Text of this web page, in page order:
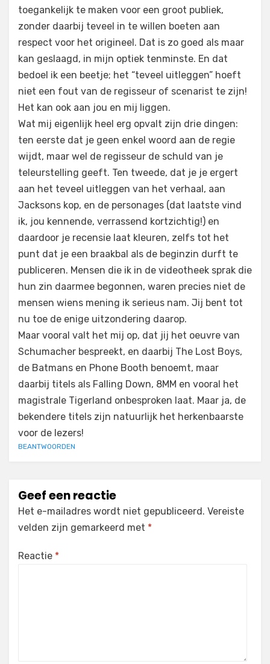
toegankelijk te maken voor een groot publiek,
zonder daarbij teveel in te willen boeten aan
respect voor het origineel. Dat is zo goed als maar
kan geslaagd, in mijn optiek tenminste. En dat
bedoel ik een beetje; het “teveel uitleggen” hoeft
niet een fout van de regisseur of scenarist te zijn!
Het kan ook aan jou en mij liggen.
Wat mij eigenlijk heel erg opvalt zijn drie dingen:
ten eerste dat je geen enkel woord aan de regie
wijdt, maar wel de regisseur de schuld van je
teleurstelling geeft. Ten tweede, dat je je ergert
aan het teveel uitleggen van het verhaal, aan
Jacksons kop, en de personages (dat laatste vind
ik, jou kennende, verrassend kortzichtig!) en
daardoor je recensie laat kleuren, zelfs tot het
punt dat je een braakbal als de beginzin durft te
publiceren. Mensen die ik in de videotheek sprak die
hun zin daarmee begonnen, waren precies niet de
mensen wiens mening ik serieus nam. Jij bent tot
nu toe de enige uitzondering daarop.
Maar vooral valt het mij op, dat jij het oeuvre van
Schumacher bespreekt, en daarbij The Lost Boys,
de Batmans en Phone Booth benoemt, maar
daarbij titels als Falling Down, 8MM en vooral het
magistrale Tigerland onbesproken laat. Maar ja, de
bekendere titels zijn natuurlijk het herkenbaarste
voor de lezers!
BEANTWOORDEN
Geef een reactie
Het e-mailadres wordt niet gepubliceerd. Vereiste
velden zijn gemarkeerd met *
Reactie *